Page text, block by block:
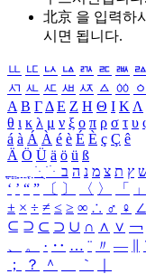
北京 을 입력하
시면 됩니다.
ㅥ ㅦ ㅧ ㅨ ㅩ ㅪ ㅫ ㅬ
ㅺ ㅻ ㅼ ㅽ ㅾ ㅿ ㆀ ㆁ
Α Β ΓΔ Ε Ζ Η Θ Ι ΚΛ
θ ι κ λ μ ν ξ ο π ρ σ τ υ
á à Á À é è É È ç Ç ê
Ä Ö Ü ä ö ü ß
ִֶֹ ֻּ ׁׂ ץ ת צ מ נ ה ב
‘ ’ “ ” 〔 〕 〈 〉 「 」
± × ÷ ≠ ≤ ≥ ∞ ∴ ♂ ♀ ∠
⊆ ⊇ ⊂ ⊃ ∪ ∩ ∧ ∨ ￢
、
。 · ‥ … ¨ 〃 ―
；
？ ＾ ｀